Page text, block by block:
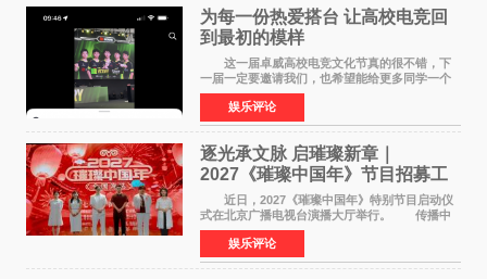
为每一份热爱搭台 让高校电竞回
到最初的模样
这一届卓威高校电竞文化节真的很不错，下
一届一定要邀请我们，也希望能给更多同学一个
来到现场的机会。 2026卓威高校电竞文化节
已经落下帷幕，在活动结束后，仍有不少高校电
竞社负责人和现
娱乐评论
逐光承文脉 启璀璨新章｜
2027《璀璨中国年》节目招募工
作圆满启动
近日，2027《璀璨中国年》特别节目启动仪
式在北京广播电视台演播大厅举行。 传播中
华优秀传统文化，弘扬纯正国风艺术，打造高规
格、高质感、正能量的文艺盛典，是璀璨中国年
矢志不渝的初心
娱乐评论